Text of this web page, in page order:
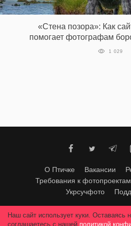
«Стена позора»: Как
помогает фотографам
1 029
О Птичке Вакансии
Требования к фотопроектам
Укрсучфото
Любое использование материалов
редакции.© 2026,
Наш сайт использует куки. Оставаясь
соглашаетесь с нашей политикой